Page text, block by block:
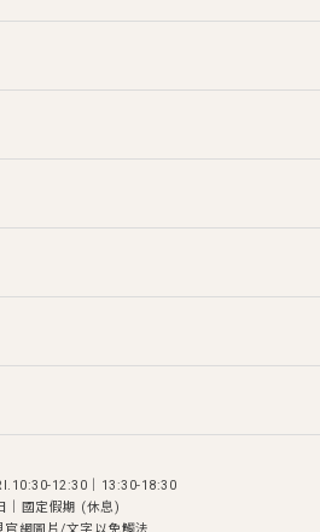
12:30｜13:30-18:30
│國定假期 (休息)